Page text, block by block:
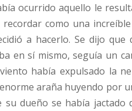
ocurrido aquello le
como una
a hacerlo. Se dijo
en sí mismo, seguía un
había expulsado la
araña huyendo por
dueño se había